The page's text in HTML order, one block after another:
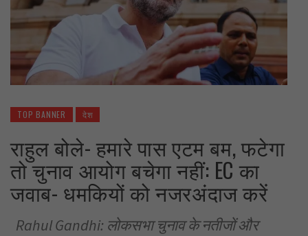
TOP BANNER देश
राहुल बोले- हमारे पास एटम बम, फटेगा
तो चुनाव आयोग बचेगा नहीं: EC का
जवाब- धमकियों को नजरअंदाज करें
Rahul Gandhi: लोकसभा चुनाव के नतीजों और